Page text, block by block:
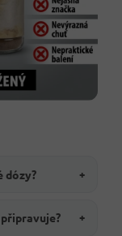
dózy? +
připravuje? +